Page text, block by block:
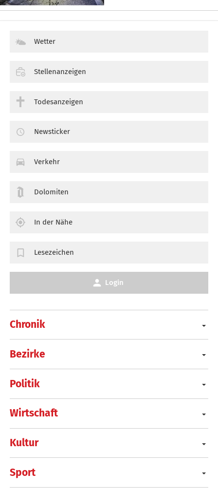
Chronik
Bezirke
Politik
Wirtschaft
Kultur
Sport
Wetter
Stellenanzeigen
Todesanzeigen
Newsticker
Verkehr
Dolomiten
In der Nähe
Lesezeichen
Login